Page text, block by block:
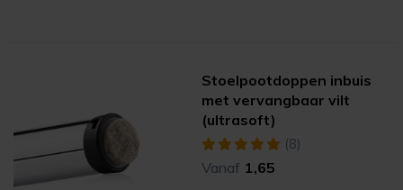
Stoelpootdoppen inbuis
met vervangbaar vilt
(ultrasoft)
(8)
Vanaf 1,65